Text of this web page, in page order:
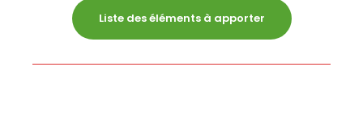
Liste des éléments à apporter